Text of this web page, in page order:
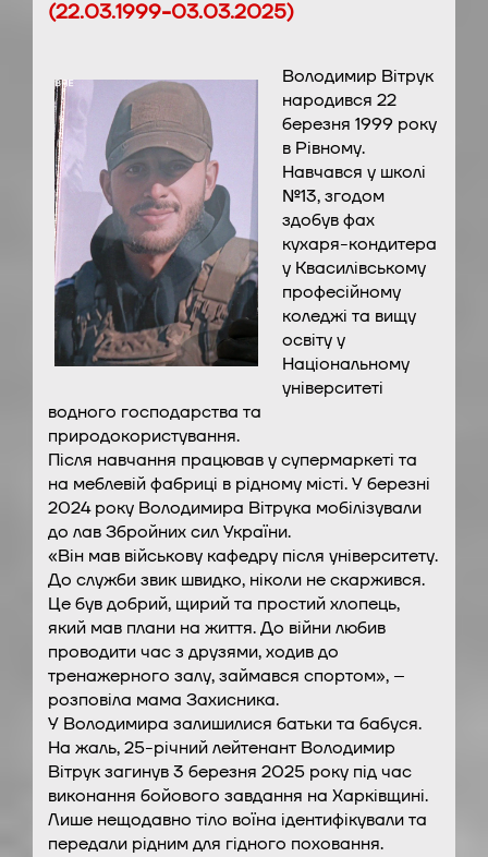
(22.03.1999-03.03.2025)
Володимир Вітрук
народився 22
березня 1999 року
в Рівному.
Навчався у школі
№13, згодом
здобув фах
кухаря-кондитера
у Квасилівському
професійному
коледжі та вищу
освіту у
Національному
університеті
водного господарства та
природокористування.
Після навчання працював у супермаркеті та
на меблевій фабриці в рідному місті. У березні
2024 року Володимира Вітрука мобілізували
до лав Збройних сил України.
«Він мав військову кафедру після університету.
До служби звик швидко, ніколи не скаржився.
Це був добрий, щирий та простий хлопець,
який мав плани на життя. До війни любив
проводити час з друзями, ходив до
тренажерного залу, займався спортом», –
розповіла мама Захисника.
У Володимира залишилися батьки та бабуся.
На жаль, 25-річний лейтенант Володимир
Вітрук загинув 3 березня 2025 року під час
виконання бойового завдання на Харківщині.
Лише нещодавно тіло воїна ідентифікували та
передали рідним для гідного поховання.